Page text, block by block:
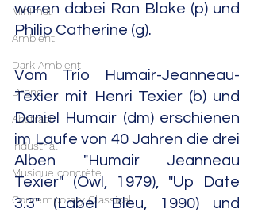
Minimal
Ambient
Dark Ambient
Drone
Abstract
Industrial
Musique concrète
Contemporary Classical
waren dabei Ran Blake (p) und
Philip Catherine (g).
Vom Trio Humair-Jeanneau-
Texier mit Henri Texier (b) und
Daniel Humair (dm) erschienen
im Laufe von 40 Jahren die drei
Alben "Humair Jeanneau
Texier" (Owl, 1979), "Up Date
3.3" (Label Bleu, 1990) und